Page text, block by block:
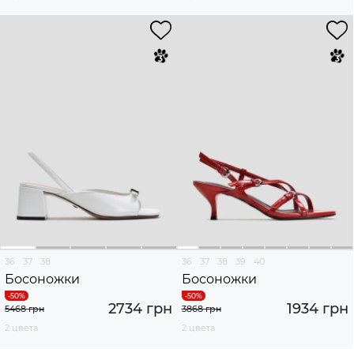
36 37 38
Босоножки
2734 грн
5468 грн
2 цвета
36 37 38 39 40
Босоножки
1934 грн
3868 грн
2 цвета